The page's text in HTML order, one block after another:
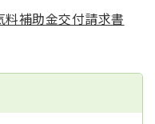
補助金交付請求書